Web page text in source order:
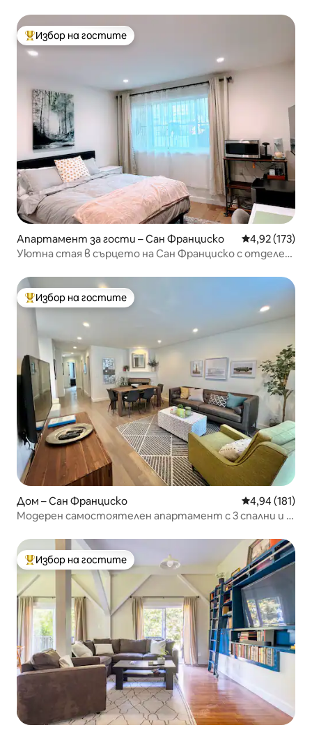
Най-популярен избор на гостите
Избор на гостите
Апартамент за гости – Сан Франциско Средна
4,92 (173)
Уютна стая в сърцето на Сан Франциско с отделен
Най-популярен избор на гостите
Избор на гостите
Дом – Сан Франциско Средна
4,94 (181)
Модерен самостоятелен апартамент с 3 спални и 2
Най-популярен избор на гостите
Избор на гостите